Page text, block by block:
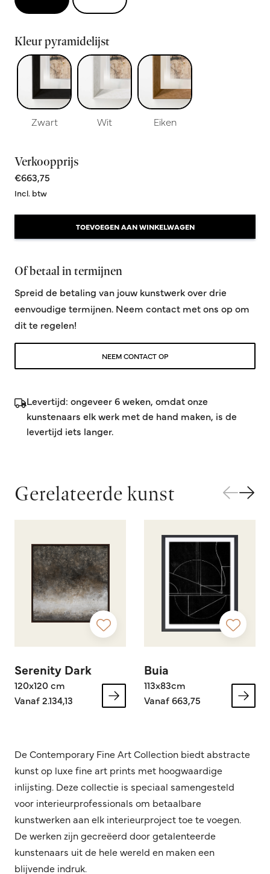
Kleur pyramidelijst
Zwart Wit Eiken
Verkoopprijs
€663,75
Incl. btw
TOEVOEGEN AAN WINKELWAGEN
Of betaal in termijnen
Spreid de betaling van jouw kunstwerk over drie
eenvoudige termijnen. Neem contact met ons op om
dit te regelen!
NEEM CONTACT OP
Levertijd: ongeveer 6 weken, omdat onze
kunstenaars elk werk met de hand maken, is de
levertijd iets langer.
Gerelateerde kunst
Serenity Dark
120x120 cm
Vanaf 2.134,13
Buia
113x83cm
Vanaf 663,75
De Contemporary Fine Art Collection biedt abstracte
kunst op luxe fine art prints met hoogwaardige
inlijsting. Deze collectie is speciaal samengesteld
voor interieurprofessionals om betaalbare
kunstwerken aan elk interieurproject toe te voegen.
De werken zijn gecreëerd door getalenteerde
kunstenaars uit de hele wereld en maken een
blijvende indruk.